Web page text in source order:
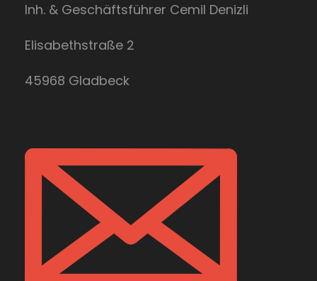
Inh. & Geschäftsführer Cemil Denizli
Elisabethstraße 2
45968 Gladbeck